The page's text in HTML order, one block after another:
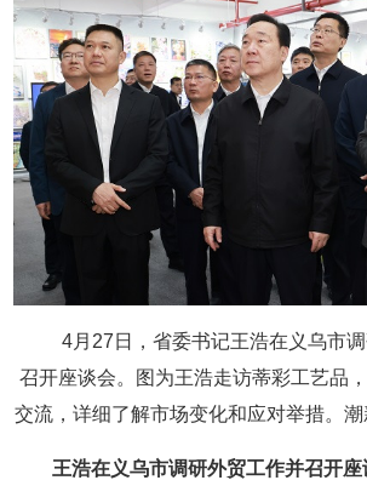
4月27日，省委书记王浩在义乌市
召开座谈会。图为王浩走访蒂彩工艺品
交流，详细了解市场变化和应对举措。
王浩在义乌市调研外贸工作并召开座